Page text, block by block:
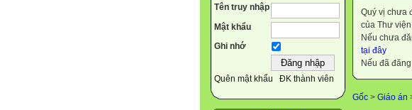
Tên truy nhập
Mật khẩu
Ghi nhớ
Quên mật khẩu ĐK thành viên
Quý vị chưa
của Thư
Nếu chưa
tại đây
Nếu đã
Gốc > Giáo án